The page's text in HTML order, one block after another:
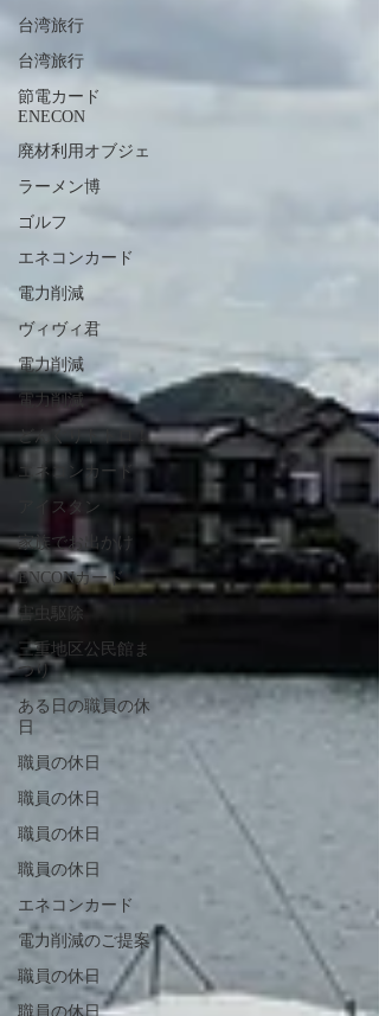
台湾旅行
台湾旅行
節電カード
ENECON
廃材利用オブジェ
ラーメン博
ゴルフ
エネコンカード
電力削減
ヴィヴィ君
電力削減
電力削減
どんぐりトトロ！
エネコンカード
アイスタン
家族でお出かけ
ENCONカード
害虫駆除
三重地区公民館ま
つり
ある日の職員の休
日
職員の休日
職員の休日
職員の休日
職員の休日
エネコンカード
電力削減のご提案
職員の休日
職員の休日